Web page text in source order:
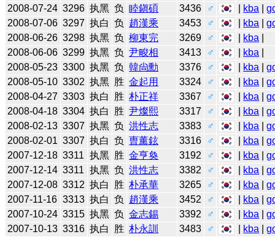
2008-07-24 3296 执黑 负 睦鎭碩 3436 ♂ kba |
2008-07-06 3297 执白 负 趙漢乘 3453 ♂ kba |
2008-06-26 3298 执黑 负 柳東完 3269 ♂ kba
2008-06-06 3299 执黑 负 尹畯相 3413 ♂ kba
2008-05-23 3300 执黑 负 韓尙勳 3376 ♂ kba |
2008-05-10 3302 执黑 胜 金起用 3324 ♂ kba |
2008-04-27 3303 执白 胜 朴正祥 3367 ♂ kba |
2008-04-18 3304 执白 胜 尹燦熙 3317 ♂ kba |
2008-02-13 3307 执黑 负 洪性志 3383 ♂ kba |
2008-02-01 3307 执白 负 曺薰鉉 3316 ♂ kba |
2007-12-18 3311 执黑 胜 金亨奐 3192 ♂ kba |
2007-12-14 3311 执黑 负 洪性志 3382 ♂ kba |
2007-12-08 3312 执白 胜 朴承華 3265 ♂ kba |
2007-11-16 3313 执白 负 趙漢乘 3452 ♂ kba |
2007-10-24 3315 执黑 负 金志錫 3392 ♂ kba |
2007-10-13 3316 执白 胜 朴永訓 3483 ♂ kba |